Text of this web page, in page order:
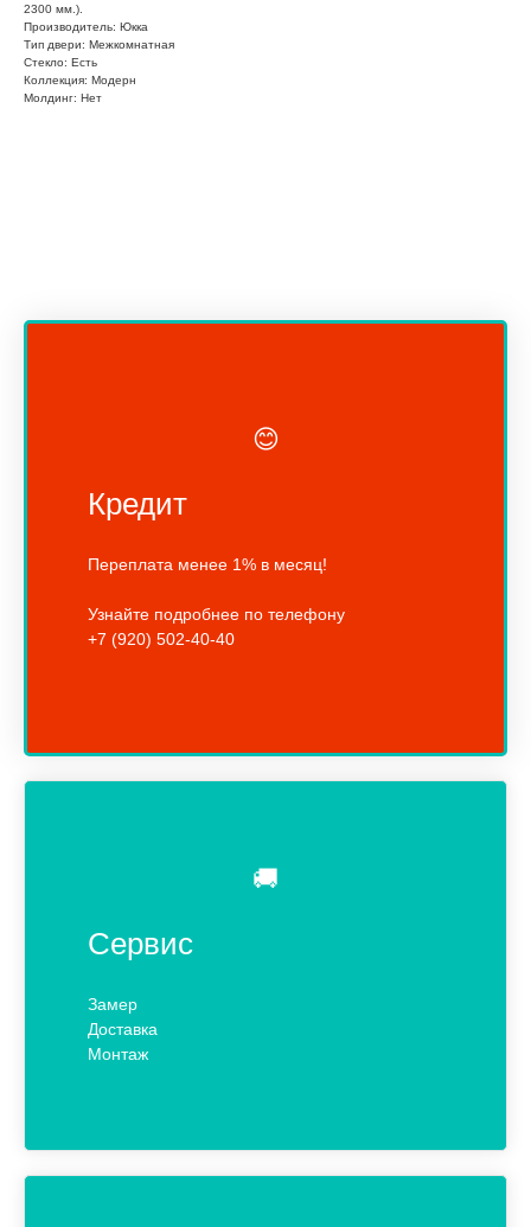
2300 мм.).
Производитель: Юкка
Тип двери: Межкомнатная
Стекло: Есть
Коллекция: Модерн
Молдинг: Нет
😊
Кредит
Переплата менее 1% в месяц!
Узнайте подробнее по телефону
+7 (920) 502-40-40
🚚
Сервис
Замер
Доставка
Монтаж